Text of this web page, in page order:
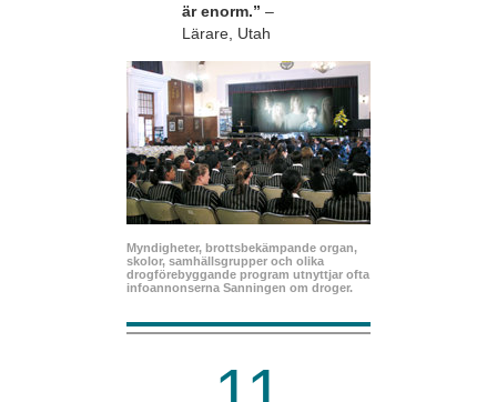
är enorm.” –
Lärare, Utah
Myndigheter, brottsbekämpande organ,
skolor, samhällsgrupper och olika
drogförebyggande program utnyttjar ofta
infoannonserna Sanningen om droger.